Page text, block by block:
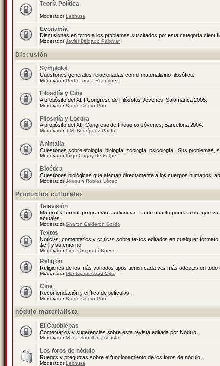
Teoría Política
ModeradorLechuza
Economía
Discusiones en torno a los problemas suscitados por esta categoría
ModeradorJavier Delgado Palomar
Discusión
Symploké
Cuestiones generales relacionadas con el materialismo filosófico.
ModeradorPedro Insua Rodríguez
Filosofía y Cine
A propósito del XLII Congreso de Filósofos Jóvenes, Salamanca 2005.
ModeradorBruno Cicero Poo
Filosofía y Locura
A propósito del XLI Congreso de Filósofos Jóvenes, Barcelona 2004.
ModeradorJ.M. Rodríguez Pardo
Animalia
Cuestiones sobre etología, biología, zoología, psicología...Sus problemas,
Moderador Íñigo Ongay de Felipe
Bioética
Cuestiones biológicas que afectan directamente a los cuerpos humanos:
ModeradorJoaquín Robles López
Productos culturales
Televisión
Material y formal, programas, audiencias... todo cuanto pueda tener que
actuales.
ModeradorSharon Calderón Gordo
Textos
Noticias, comentarios y críticas sobre textos editados en cualquier
&c.) y su entorno.
ModeradorLino Camprubí Bueno
Religión
Religiones de los más variados tipos tienen cada vez más adeptos en todo
ModeradorMontserrat Abad Ortiz
Cine
Recomendación y crítica de películas.
ModeradorBruno Cicero Poo
nódulo materialista
El Catoblepas
Comentarios y sugerencias sobre esta revista editada por Nódulo.
ModeradorMaría Santillana Acosta
Los foros de nódulo
Ruegos y preguntas sobre el funcionamiento de los foros de nódulo.
ModeradorLechuza